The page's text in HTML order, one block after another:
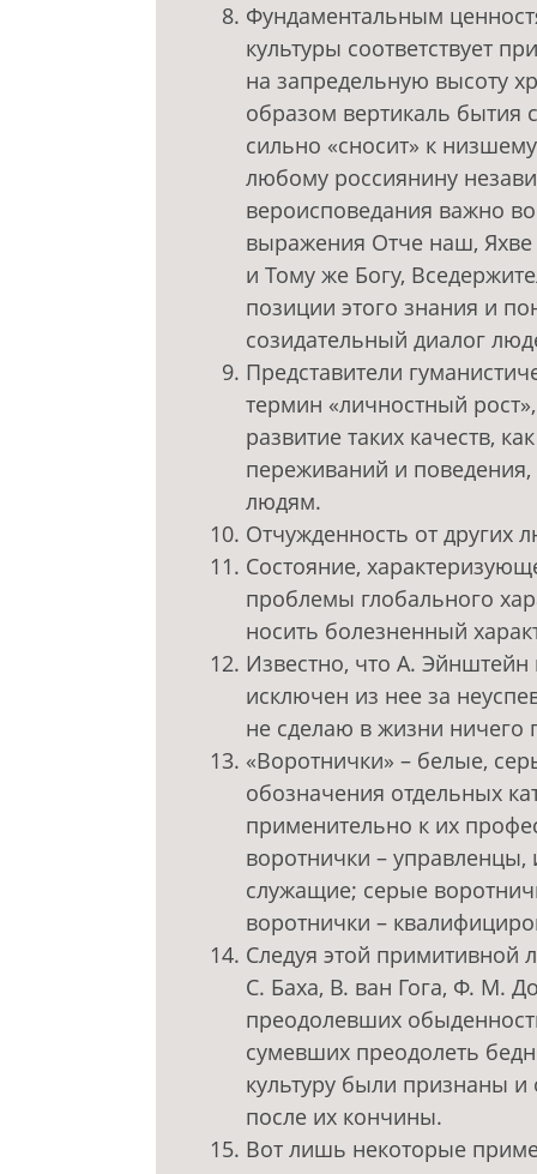
Фундаментальным
культуры соответствует
на запредельную высоту
образом вертикаль бытия
сильно «сносит» к
любому россиянину
вероисповедания важно
выражения Отче наш,
и Тому же Богу,
позиции этого знания и
созидательный диалог
Представители
термин «личностный
развитие таких качеств,
переживаний и
людям.
Отчужденность от других
Состояние,
проблемы глобального
носить болезненный
Известно, что А.
исключен из нее за
не сделаю в жизни ничего
«Воротнички» – белые,
обозначения отдельных
применительно к их
воротнички –
служащие; серые
воротнички –
Следуя этой примитивной
С. Баха, В. ван Гога, Ф. М.
преодолевших
сумевших преодолеть
культуру были признаны
после их кончины.
Вот лишь некоторые